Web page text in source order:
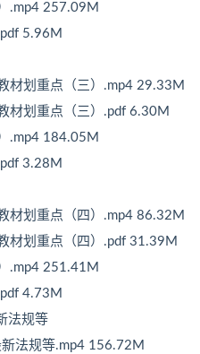
.mp4 257.09M
5.96M
材划重点（三）.mp4 29.33M
材划重点（三）.pdf 6.30M
.mp4 184.05M
3.28M
材划重点（四）.mp4 86.32M
材划重点（四）.pdf 31.39M
.mp4 251.41M
4.73M
法规等
法规等.mp4 156.72M